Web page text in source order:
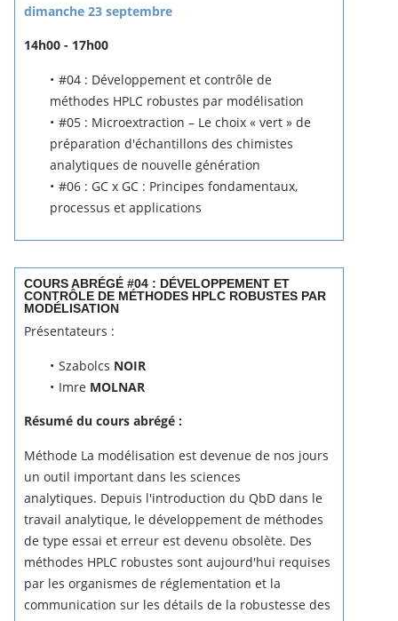
dimanche 23 septembre
14h00 - 17h00
#04 : Développement et contrôle de
méthodes HPLC robustes par modélisation
#05 : Microextraction – Le choix « vert » de
préparation d'échantillons des chimistes
analytiques de nouvelle génération
#06 : GC x GC : Principes fondamentaux,
processus et applications
COURS ABRÉGÉ #04 : DÉVELOPPEMENT ET
CONTRÔLE DE MÉTHODES HPLC ROBUSTES PAR
MODÉLISATION
Présentateurs :
Szabolcs NOIR
Imre MOLNAR
Résumé du cours abrégé :
Méthode La modélisation est devenue de nos jours
un outil important dans les sciences
analytiques. Depuis l'introduction du QbD dans le
travail analytique, le développement de méthodes
de type essai et erreur est devenu obsolète. Des
méthodes HPLC robustes sont aujourd'hui requises
par les organismes de réglementation et la
communication sur les détails de la robustesse des